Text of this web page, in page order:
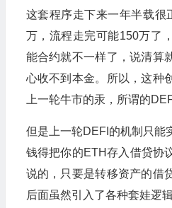
这套程序走下来一年半载很
万，流程走完可能150万了
能合约就不一样了，说清算
心收不到本金。所以，这种
上一轮牛市的汞，所谓的
但是上一轮DEFI的机制只能
钱得把你的ETH存入借贷协
说的，只要是转移资产的借
后面虽然引入了各种套娃逻